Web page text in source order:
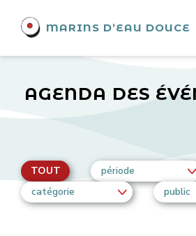
MARINS D’EAU DOUCE
AGENDA DES
TOUT
période
catégorie
public